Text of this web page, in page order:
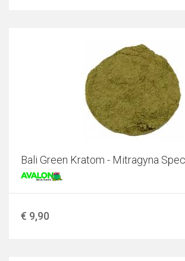
Bali Green Kratom - Mitragyna
€ 9,90